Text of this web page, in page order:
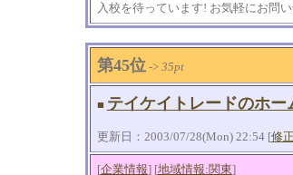
入校を待っています! お気軽にお問
第45位-> 35pt
■ テイケイトレードのホー
更新日：2003/07/28(Mon) 22:54 [修
[企業情報] [地域情報:関東]